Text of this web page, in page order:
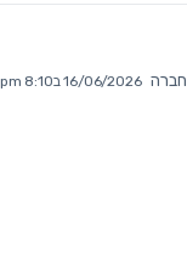
חברה 16/06/2026 ב8:10 pm